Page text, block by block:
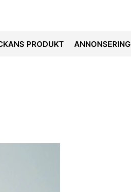
PRODUKT ANNONSERING